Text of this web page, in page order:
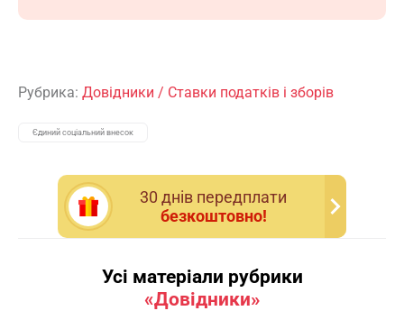
Рубрика: Довідники / Ставки податків і зборів
Єдиний соціальний внесок
30 днiв передплати
безкоштовно!
Усі матеріали рубрики
«Довідники»